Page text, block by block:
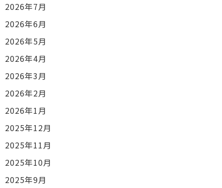
2026年7月
2026年6月
2026年5月
2026年4月
2026年3月
2026年2月
2026年1月
2025年12月
2025年11月
2025年10月
2025年9月